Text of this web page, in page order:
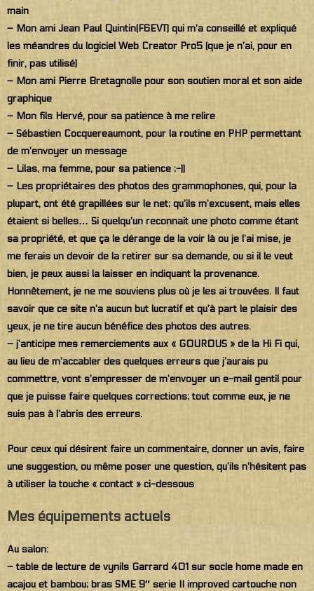
main
– Mon ami Jean Paul Quintin(F6EVT) qui m’a conseillé et expliqué
les méandres du logiciel Web Creator Pro5 (que je n’ai, pour en
finir, pas utilisé)
– Mon ami Pierre Bretagnolle pour son soutien moral et son aide
graphique
– Mon fils Hervé, pour sa patience à me relire
– Sébastien Cocquereaumont, pour la routine en PHP permettant
de m’envoyer un message
– Lilas, ma femme, pour sa patience ;-))
– Les propriétaires des photos des grammophones, qui, pour la
plupart, ont été grapillées sur le net; qu’ils m’excusent, mais elles
étaient si belles… Si quelqu’un reconnait une photo comme étant
sa propriété, et que ça le dérange de la voir là ou je l’ai mise, je
me ferais un devoir de la retirer sur sa demande, ou si il le veut
bien, je peux aussi la laisser en indiquant la provenance.
Honnêtement, je ne me souviens plus où je les ai trouvées. Il faut
savoir que ce site n’a aucun but lucratif et qu’à part le plaisir des
yeux, je ne tire aucun bénéfice des photos des autres.
– j’anticipe mes remerciements aux « GOUROUS » de la Hi Fi qui,
au lieu de m’accabler des quelques erreurs que j’aurais pu
commettre, vont s’empresser de m’envoyer un e-mail gentil pour
que je puisse faire quelques corrections; tout comme eux, je ne
suis pas à l’abris des erreurs.
Pour ceux qui désirent faire un commentaire, donner un avis, faire
une suggestion, ou même poser une question, qu’ils n’hésitent pas
à utiliser la touche « contact » ci-dessous
Mes équipements actuels
Au salon:
– table de lecture de vynils Garrard 401 sur socle home made en
acajou et bambou; bras SME 9″ serie II improved cartouche non